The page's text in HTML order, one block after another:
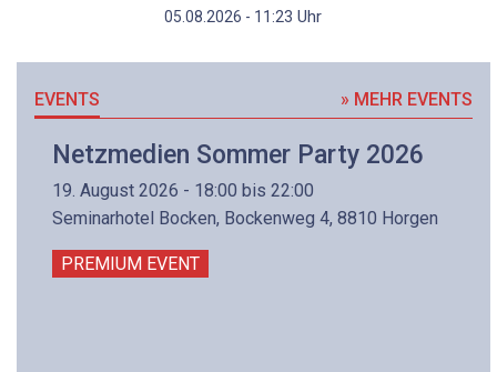
05.08.2026 - 11:23 Uhr
EVENTS » MEHR EVENTS
Netzmedien Sommer Party 2026
19. August 2026 - 18:00 bis 22:00
Seminarhotel Bocken, Bockenweg 4, 8810 Horgen
PREMIUM EVENT